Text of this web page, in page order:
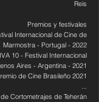
Reis
Premios y festivales
Internacional de Cine de
Marmostra - Portugal - 2022
10 - Festival Internacional
Aires - Argentina - 2021
de Cine Brasileño 2021
...
Cortometrajes de Teherán